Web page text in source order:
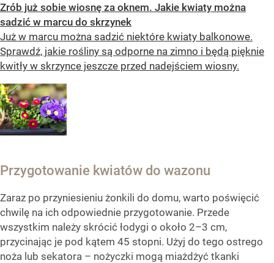
Zrób już sobie wiosnę za oknem. Jakie kwiaty można
sadzić w marcu do skrzynek
Już w marcu można sadzić niektóre kwiaty balkonowe.
Sprawdź, jakie rośliny są odporne na zimno i będą pięknie
kwitły w skrzynce jeszcze przed nadejściem wiosny.
Przygotowanie kwiatów do wazonu
Zaraz po przyniesieniu żonkili do domu, warto poświęcić
chwilę na ich odpowiednie przygotowanie. Przede
wszystkim należy skrócić łodygi o około 2–3 cm,
przycinając je pod kątem 45 stopni. Użyj do tego ostrego
noża lub sekatora – nożyczki mogą miażdżyć tkanki